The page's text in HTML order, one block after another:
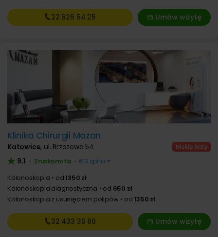
Umów wizytę
22 626 54 25
Klinika Chirurgii Mazan
Katowice, ul. Brzozowa 54
9,1 • Znakomita • 613 opinii
Kolonoskopia od1350 zł
Kolonoskopia diagnostyczna
od 650 zł
Kolonoskopia z usunięciem polipów
od1350 zł
Umów wizytę
32 433 30 80